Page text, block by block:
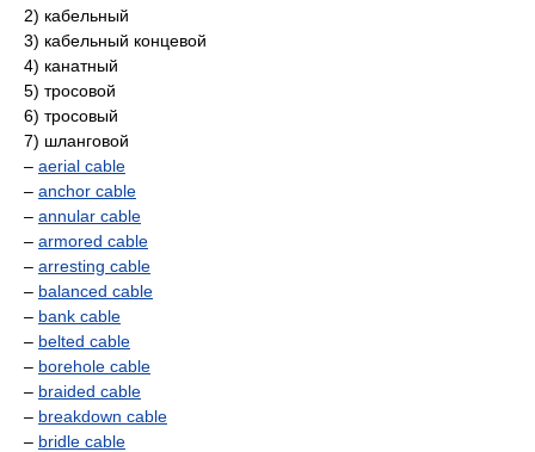
2) кабельный
3) кабельный концевой
4) канатный
5) тросовой
6) тросовый
7) шланговой
– aerial cable
– anchor cable
– annular cable
– armored cable
– arresting cable
– balanced cable
– bank cable
– belted cable
– borehole cable
– braided cable
– breakdown cable
– bridle cable